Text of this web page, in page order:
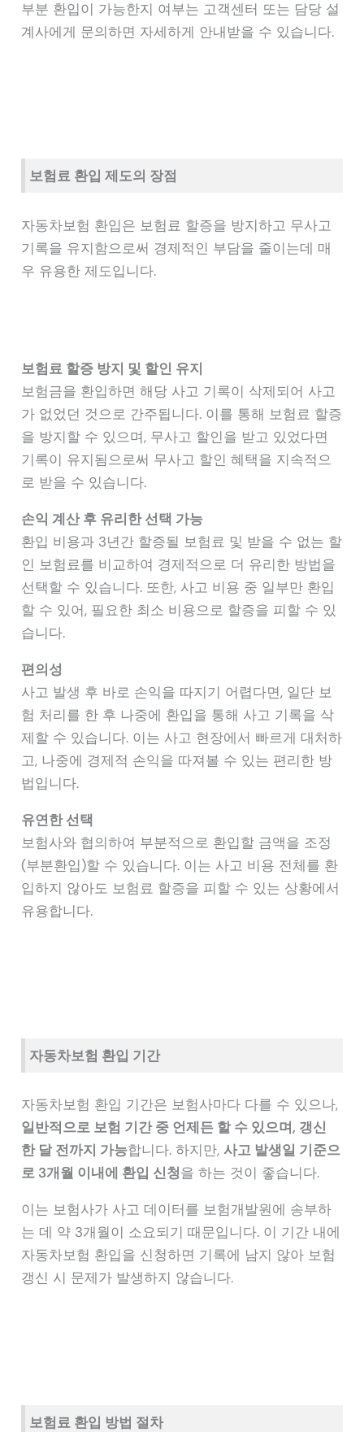
부분 환입이 가능한지 여부는 고객센터 또는 담당 설
계사에게 문의하면 자세하게 안내받을 수 있습니다.
보험료 환입 제도의 장점
자동차보험 환입은 보험료 할증을 방지하고 무사고
기록을 유지함으로써 경제적인 부담을 줄이는데 매
우 유용한 제도입니다.
보험료 할증 방지 및 할인 유지
보험금을 환입하면 해당 사고 기록이 삭제되어 사고
가 없었던 것으로 간주됩니다. 이를 통해 보험료 할증
을 방지할 수 있으며, 무사고 할인을 받고 있었다면
기록이 유지됨으로써 무사고 할인 혜택을 지속적으
로 받을 수 있습니다.
손익 계산 후 유리한 선택 가능
환입 비용과 3년간 할증될 보험료 및 받을 수 없는 할
인 보험료를 비교하여 경제적으로 더 유리한 방법을
선택할 수 있습니다. 또한, 사고 비용 중 일부만 환입
할 수 있어, 필요한 최소 비용으로 할증을 피할 수 있
습니다.
편의성
사고 발생 후 바로 손익을 따지기 어렵다면, 일단 보
험 처리를 한 후 나중에 환입을 통해 사고 기록을 삭
제할 수 있습니다. 이는 사고 현장에서 빠르게 대처하
고, 나중에 경제적 손익을 따져볼 수 있는 편리한 방
법입니다.
유연한 선택
보험사와 협의하여 부분적으로 환입할 금액을 조정
(부분환입)할 수 있습니다. 이는 사고 비용 전체를 환
입하지 않아도 보험료 할증을 피할 수 있는 상황에서
유용합니다.
자동차보험 환입 기간
자동차보험 환입 기간은 보험사마다 다를 수 있으나,
일반적으로 보험 기간 중 언제든 할 수 있으며, 갱신
한 달 전까지 가능합니다. 하지만,사고 발생일 기준으
로 3개월 이내에 환입 신청을 하는 것이 좋습니다.
이는 보험사가 사고 데이터를 보험개발원에 송부하
는 데 약 3개월이 소요되기 때문입니다. 이 기간 내에
자동차보험 환입을 신청하면 기록에 남지 않아 보험
갱신 시 문제가 발생하지 않습니다.
보험료 환입 방법 절차